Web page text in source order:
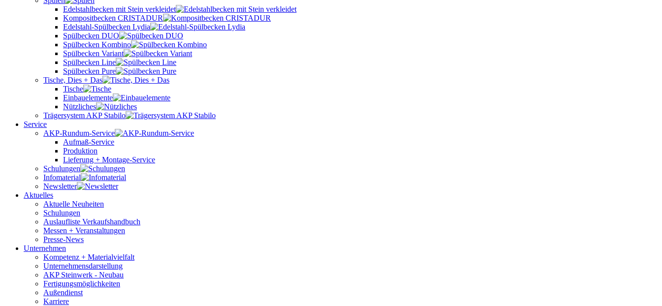
Edelstahlbecken mit Stein verkleidet
Kompositbecken CRISTADUR
Edelstahl-Spülbecken Lydia
Spülbecken DUO
Spülbecken Kombino
Spülbecken Variant
Spülbecken Line
Spülbecken Pure
Tische, Dies + Das
Tische
Einbauelemente
Nützliches
Trägersystem AKP Stabilo
Service
AKP-Rundum-Service
Aufmaß-Service
Produktion
Lieferung + Montage-Service
Schulungen
Infomaterial
Newsletter
Aktuelles
Aktuelle Neuheiten
Schulungen
Auslaufliste Verkaufshandbuch
Messen + Veranstaltungen
Presse-News
Unternehmen
Kompetenz + Materialvielfalt
Unternehmensdarstellung
AKP Steinwerk - Neubau
Fertigungsmöglichkeiten
Außendienst
Karriere